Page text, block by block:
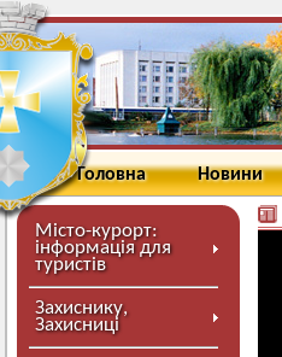
Головна Новини
Місто-курорт:
інформація для
туристів
Захиснику,
Захисниці